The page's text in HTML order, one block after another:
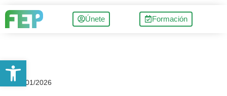
Únete Formación
13/01/2026
Abrir barra de herramientas